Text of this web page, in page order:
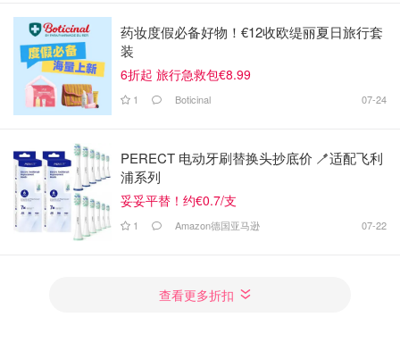
药妆度假必备好物！€12收欧缇丽夏日旅行套
装
6折起 旅行急救包€8.99
1 Boticinal 07-24
PERECT 电动牙刷替换头抄底价 🪥适配飞利
浦系列
妥妥平替！约€0.7/支
1 Amazon德国亚马逊 07-22
查看更多折扣